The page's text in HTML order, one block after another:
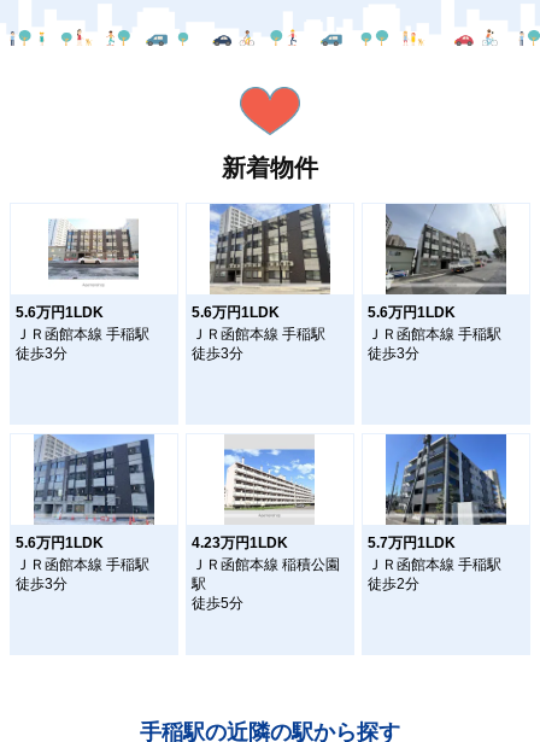
新着物件
5.6万円1LDK
ＪＲ函館本線 手稲駅
徒歩3分
5.6万円1LDK
ＪＲ函館本線 手稲駅
徒歩3分
5.6万円1LDK
ＪＲ函館本線 手稲駅
徒歩3分
5.6万円1LDK
ＪＲ函館本線 手稲駅
徒歩3分
4.23万円1LDK
ＪＲ函館本線 稲積公園
駅
徒歩5分
5.7万円1LDK
ＪＲ函館本線 手稲駅
徒歩2分
手稲駅の近隣の駅から探す